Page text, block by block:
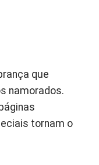
que
namorados.
tornam o